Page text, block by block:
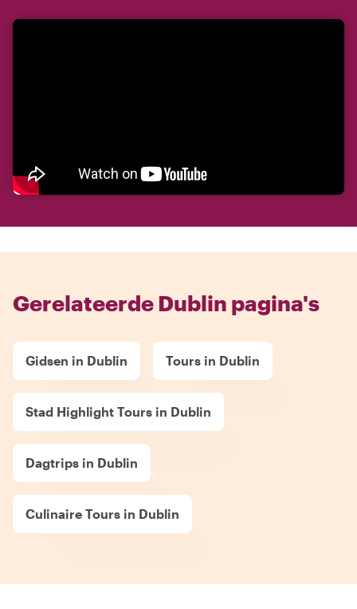
Gerelateerde Dublin pagina's
Gidsen in Dublin Tours in Dublin
Stad Highlight Tours in Dublin
Dagtrips in Dublin
Culinaire Tours in Dublin